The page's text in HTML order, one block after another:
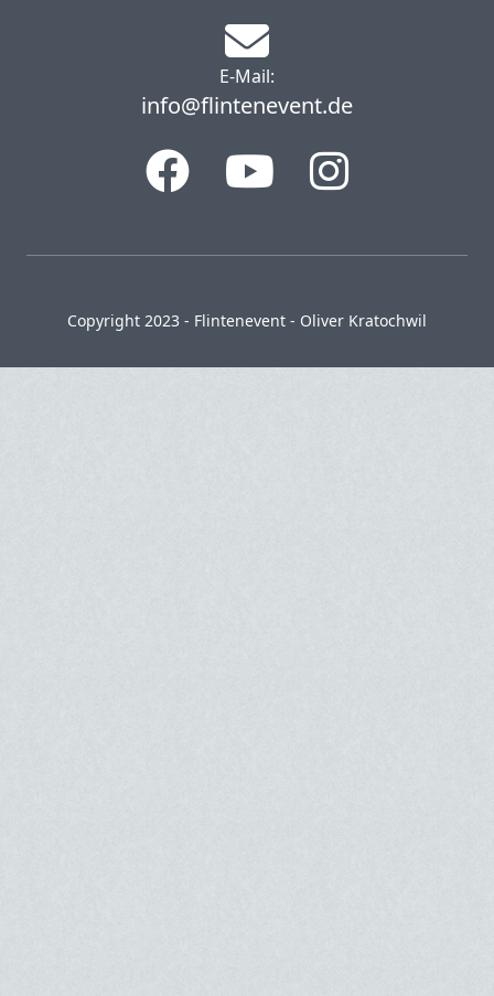
E-Mail:
info@flintenevent.de
Copyright 2023 - Flintenevent - Oliver Kratochwil